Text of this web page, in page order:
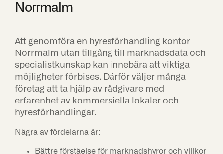
Norrmalm
Att genomföra en hyresförhandling kontor
Norrmalm utan tillgång till marknadsdata och
specialistkunskap kan innebära att viktiga
möjligheter förbises. Därför väljer många
företag att ta hjälp av rådgivare med
erfarenhet av kommersiella lokaler och
hyresförhandlingar.
Några av fördelarna är:
Bättre förståelse för marknadshyror och villkor